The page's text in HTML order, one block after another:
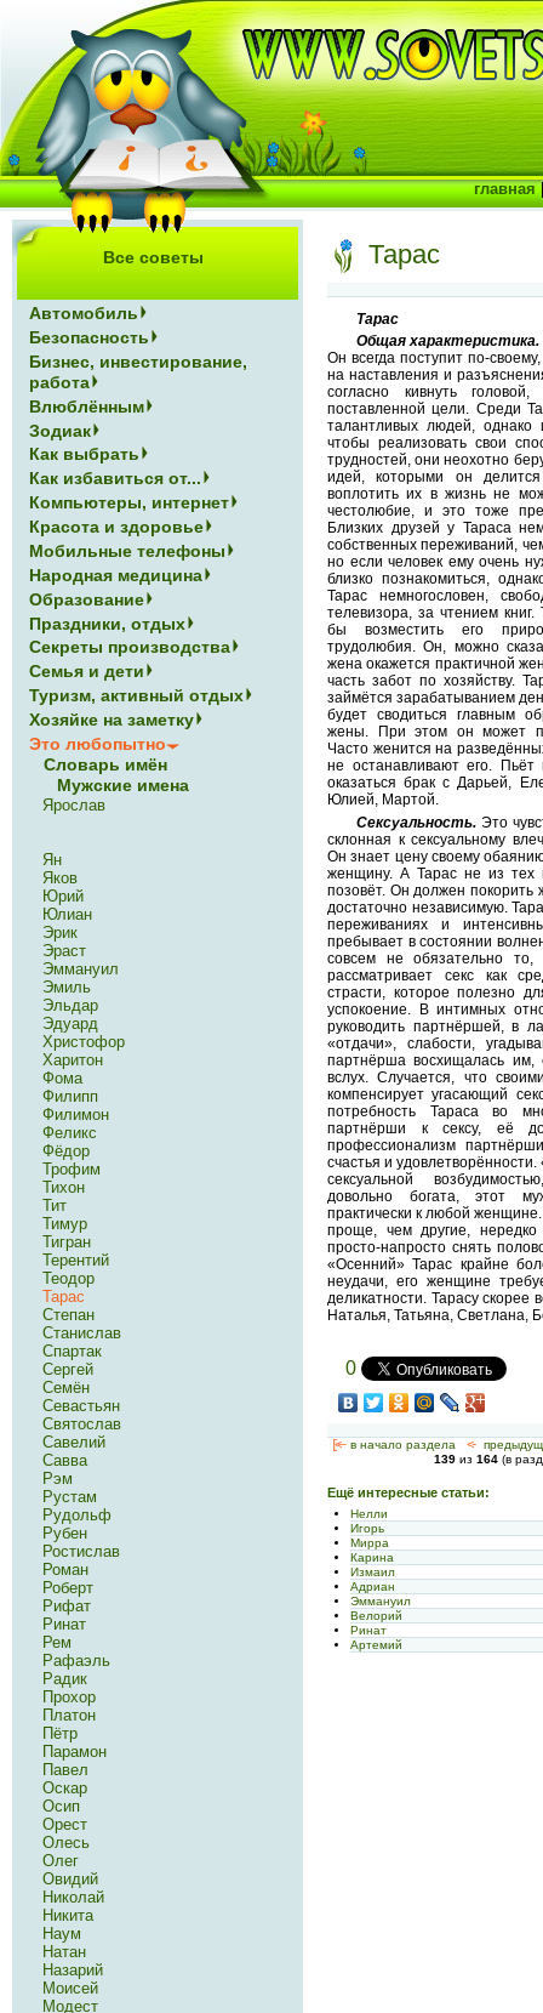
Тарас
Тарас
Общая характеристика.
Он всегда поступит по-
на наставления и
согласно кивнуть
поставленной цели. Среди
талантливых людей, однако
чтобы реализовать свои
трудностей, они неохотно
идей, которыми он
воплотить их в жизнь не
честолюбие, и это тоже
Близких друзей у Тараса
собственных переживаний,
но если человек ему очень
близко познакомиться,
Тарас немногословен,
телевизора, за чтением
бы возместить его
трудолюбия. Он, можно
жена окажется практичной
часть забот по хозяйству.
займётся зарабатыванием
будет сводиться главным
жены. При этом он может
Часто женится на
не останавливают его.
оказаться брак с Дарьей,
Юлией, Мартой.
Сексуальность. Это
склонная к сексуальному
Он знает цену своему
женщину. А Тарас не из тех
позовёт. Он должен
достаточно независимую.
переживаниях и
пребывает в состоянии
совсем не обязательно
рассматривает секс как
страсти, которое полезно
успокоение. В интимных
руководить партнёршей, в
«отдачи», слабости,
партнёрша восхищалась им,
вслух. Случается, что
компенсирует угасающий
потребность Тараса во
партнёрши к сексу, её
профессионализм
счастья и
сексуальной
довольно богата, этот
практически к любой
проще, чем другие, нередко
просто-напросто снять
«Осенний» Тарас крайне
неудачи, его женщине
деликатности. Тарасу скорее
Наталья, Татьяна, Светлана,
0
[<— в начало раздела <-
139 из 164 (в
Ещё интересные статьи:
Нелли
Игорь
Мирра
Карина
Измаил
Адриан
Эммануил
Велорий
Ринат
Артемий
Все советы
Автомобиль
Безопасность
Бизнес, инвестирование,
работа
Влюблённым
Зодиак
Как выбрать
Как избавиться от...
Компьютеры, интернет
Красота и здоровье
Мобильные телефоны
Народная медицина
Образование
Праздники, отдых
Секреты производства
Семья и дети
Туризм, активный отдых
Хозяйке на заметку
Это любопытно
Словарь имён
Мужские имена
Ярослав
Ян
Яков
Юрий
Юлиан
Эрик
Эраст
Эммануил
Эмиль
Эльдар
Эдуард
Христофор
Харитон
Фома
Филипп
Филимон
Феликс
Фёдор
Трофим
Тихон
Тит
Тимур
Тигран
Терентий
Теодор
Тарас
Степан
Станислав
Спартак
Сергей
Семён
Севастьян
Святослав
Савелий
Савва
Рэм
Рустам
Рудольф
Рубен
Ростислав
Роман
Роберт
Рифат
Ринат
Рем
Рафаэль
Радик
Прохор
Платон
Пётр
Парамон
Павел
Оскар
Осип
Орест
Олесь
Олег
Овидий
Николай
Никита
Наум
Натан
Назарий
Моисей
Модест
главная